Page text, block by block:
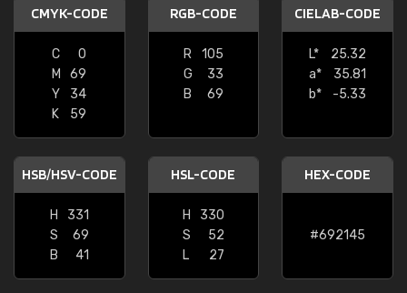
CMYK-CODE
C
0
M
69
Y
34
K
59
RGB-CODE
R
105
G
33
B
69
CIELAB-CODE
L*
25.32
a*
35.81
b*
-5.33
HSB/HSV-CODE
H
331
S
69
B
41
HSL-CODE
H
330
S
52
L
27
HEX-CODE
#692145